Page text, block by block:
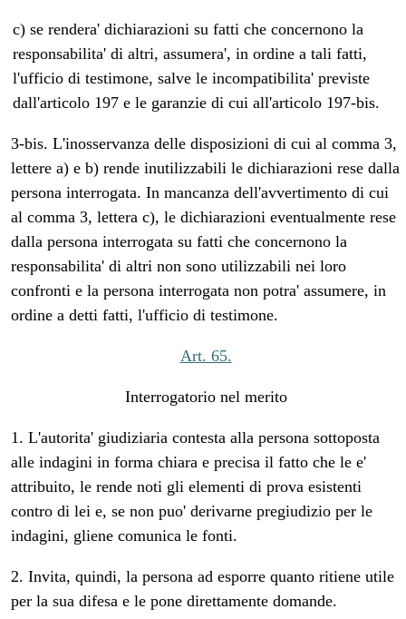
c) se rendera' dichiarazioni su fatti che concernono la
responsabilita' di altri, assumera', in ordine a tali fatti,
l'ufficio di testimone, salve le incompatibilita' previste
dall'articolo 197 e le garanzie di cui all'articolo 197-bis.
3-bis. L'inosservanza delle disposizioni di cui al comma 3,
lettere a) e b) rende inutilizzabili le dichiarazioni rese dalla
persona interrogata. In mancanza dell'avvertimento di cui
al comma 3, lettera c), le dichiarazioni eventualmente rese
dalla persona interrogata su fatti che concernono la
responsabilita' di altri non sono utilizzabili nei loro
confronti e la persona interrogata non potra' assumere, in
ordine a detti fatti, l'ufficio di testimone.
Art. 65.
Interrogatorio nel merito
1. L'autorita' giudiziaria contesta alla persona sottoposta
alle indagini in forma chiara e precisa il fatto che le e'
attribuito, le rende noti gli elementi di prova esistenti
contro di lei e, se non puo' derivarne pregiudizio per le
indagini, gliene comunica le fonti.
2. Invita, quindi, la persona ad esporre quanto ritiene utile
per la sua difesa e le pone direttamente domande.